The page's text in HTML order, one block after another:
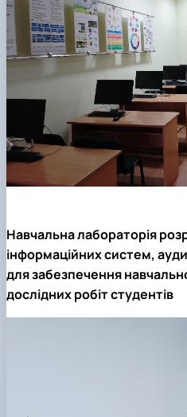
Навчальна лабораторія
інформаційних систем,
для забезпечення
дослідних робіт студентів